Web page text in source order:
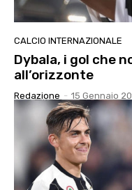
CALCIO INTERNAZIONALE
Dybala, i gol che
all’orizzonte
Redazione - 15 Gennaio